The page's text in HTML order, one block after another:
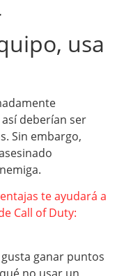
usa
deberían ser
Sin embargo,
te ayudará a
Call of Duty:
ganar puntos